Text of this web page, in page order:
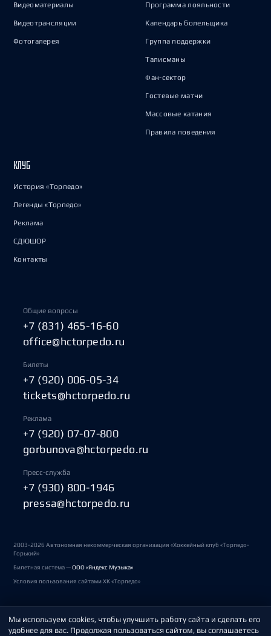
Видеоматериалы
Видеотрансляции
Фотогалерея
Программа лояльности
Календарь болельщика
Группа поддержки
Талисманы
Фан-сектор
Гостевые матчи
Массовые катания
Правила поведения
КЛУБ
История «Торпедо»
Легенды «Торпедо»
Реклама
СДЮШОР
Контакты
Общие вопросы
+7 (831) 465-16-60
office@hctorpedo.ru
Билеты
+7 (920) 006-05-34
tickets@hctorpedo.ru
Реклама
+7 (920) 07-07-800
gorbunova@hctorpedo.ru
Пресс-служба
+7 (930) 800-1946
pressa@hctorpedo.ru
2003-2026 Автономная некоммерческая организация «Хоккейный клуб «Торпедо-
Горький»
Билетная система —ООО «Яндекс Музыка»
Условия пользования сайтами ХК «Торпедо»
Политика обработки персональных данных
Мы используем cookies, чтобы улучшить работу сайта и сделать его
удобнее для вас. Продолжая пользоваться сайтом, вы соглашаетесь